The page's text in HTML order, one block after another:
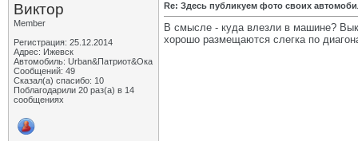
Виктор
Member
Регистрация: 25.12.2014
Адрес: Ижевск
Автомобиль: Urban&Патриот&Ока
Сообщений: 49
Сказал(а) спасибо: 10
Поблагодарили 20 раз(а) в 14
сообщениях
Re: Здесь публикуем фото своих
В смысле - куда влезли в машине?
хорошо размещаются слегка по